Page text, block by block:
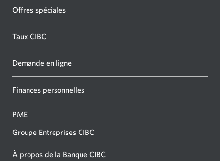
Offres spéciales
Taux CIBC
Demande en ligne
Finances personnelles
PME
Groupe Entreprises CIBC
À propos de la Banque CIBC